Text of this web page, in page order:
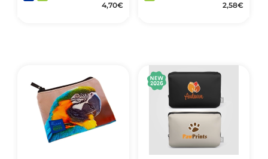
4,70€
2,58€